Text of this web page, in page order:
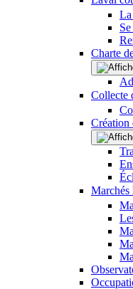
La
Charte
Collecte
Création
Marchés